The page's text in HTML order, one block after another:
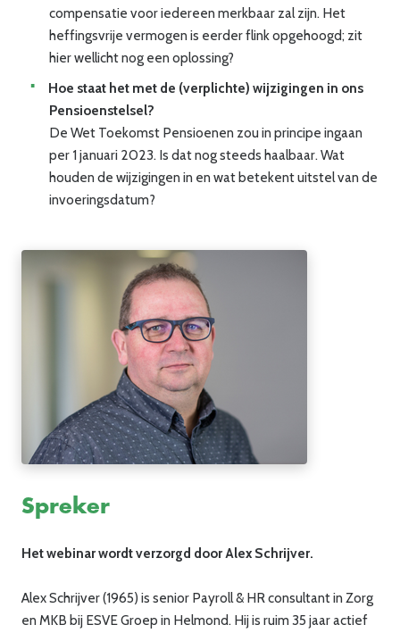
compensatie voor iedereen merkbaar zal zijn. Het
heffingsvrije vermogen is eerder flink opgehoogd; zit
hier wellicht nog een oplossing?
Hoe staat het met de (verplichte) wijzigingen in ons
Pensioenstelsel?
De Wet Toekomst Pensioenen zou in principe ingaan
per 1 januari 2023. Is dat nog steeds haalbaar. Wat
houden de wijzigingen in en wat betekent uitstel van de
invoeringsdatum?
Spreker
Het webinar wordt verzorgd door Alex Schrijver.
Alex Schrijver (1965) is senior Payroll & HR consultant in Zorg
en MKB bij ESVE Groep in Helmond. Hij is ruim 35 jaar actief